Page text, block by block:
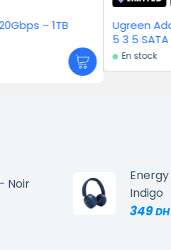
Adaptateur USB 3.0 to 2
Noir
Indigo
349